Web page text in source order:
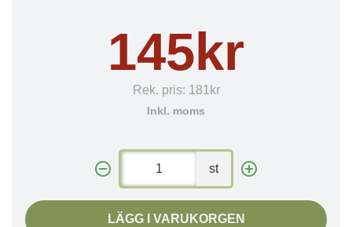
145kr
Rek. pris: 181kr
Inkl. moms
st
LÄGG I VARUKORGEN